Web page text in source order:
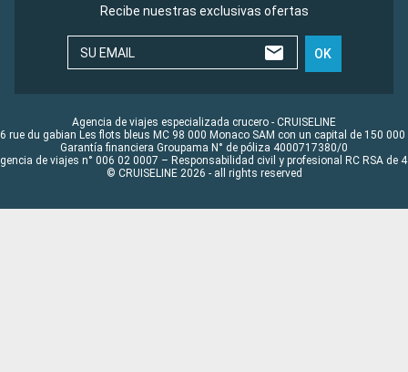
Recibe nuestras exclusivas ofertas
SU EMAIL OK
Agencia de viajes especializada crucero - CRUISELINE
rue du gabian Les flots bleus MC 98 000 Monaco SAM con un capital de 150 000
Garantía financiera Groupama N° de póliza 4000717380/0
de viajes n° 006 02 0007 – Responsabilidad civil y profesional RC RSA de
© CRUISELINE 2026 - all rights reserved